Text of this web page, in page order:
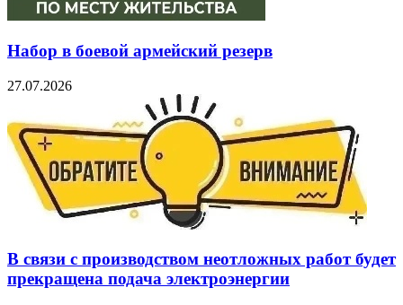
Набор в боевой армейский резерв
27.07.2026
В связи с производством неотложных работ будет
прекращена подача электроэнергии